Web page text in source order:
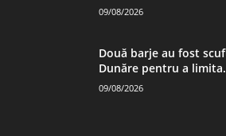
09/08/2026
Două barje au fost
Dunăre pentru a
09/08/2026